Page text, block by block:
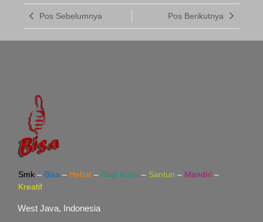
Pos Sebelumnya Pos Berikutnya
Smk – Bisa – Hebat – Siap Kerja – Santun – Mandiri –
Kreatif
West Java, Indonesia